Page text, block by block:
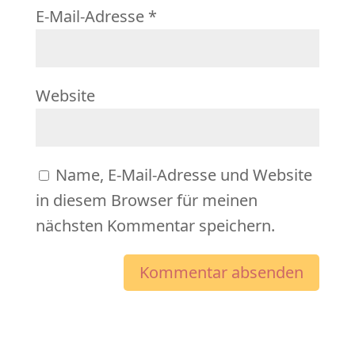
E-Mail-Adresse *
Website
Name, E-Mail-Adresse und Website
in diesem Browser für meinen
nächsten Kommentar speichern.